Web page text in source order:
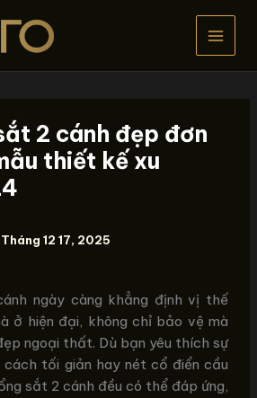
2 cánh đẹp đơn
thiết kế xu
Tháng 12 17, 2025
ngày càng khẳng định vị thế
ở hiện đại, không chỉ bảo vệ mà
ngoại thất. Dù bạn yêu thích sự
tối giản hay nét cổ điển cầu
sắt 2 cánh đều có thể đáp ứng,